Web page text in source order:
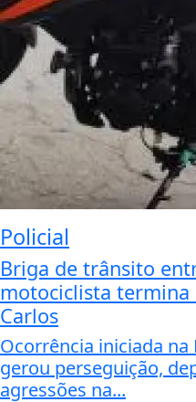
Policial
Briga de trânsito
motociclista termina
Carlos
Ocorrência iniciada na
gerou perseguição,
agressões na...